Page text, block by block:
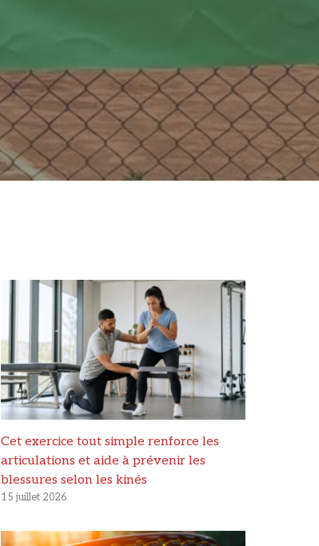
Cet exercice tout simple renforce les
articulations et aide à prévenir les
blessures selon les kinés
15 juillet 2026